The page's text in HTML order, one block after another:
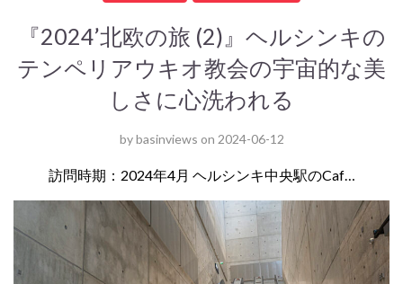
『2024’北欧の旅 (2)』ヘルシンキの
テンペリアウキオ教会の宇宙的な美
しさに心洗われる
bybasinviews on 2024-06-12
訪問時期：2024年4月 ヘルシンキ中央駅のCaf…